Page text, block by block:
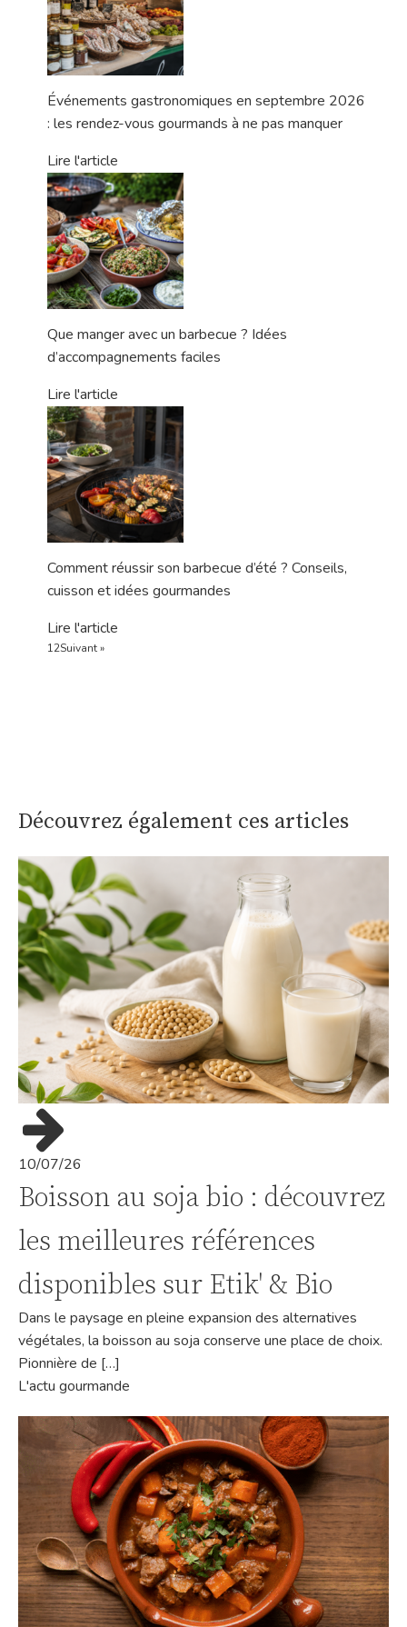
Événements gastronomiques en septembre 2026
: les rendez-vous gourmands à ne pas manquer
Lire l'article
Que manger avec un barbecue ? Idées
d’accompagnements faciles
Lire l'article
Comment réussir son barbecue d’été ? Conseils,
cuisson et idées gourmandes
Lire l'article
12Suivant »
Découvrez également ces articles
10/07/26
Boisson au soja bio : découvrez
les meilleures références
disponibles sur Etik' & Bio
Dans le paysage en pleine expansion des alternatives
végétales, la boisson au soja conserve une place de choix.
Pionnière de […]
L'actu gourmande